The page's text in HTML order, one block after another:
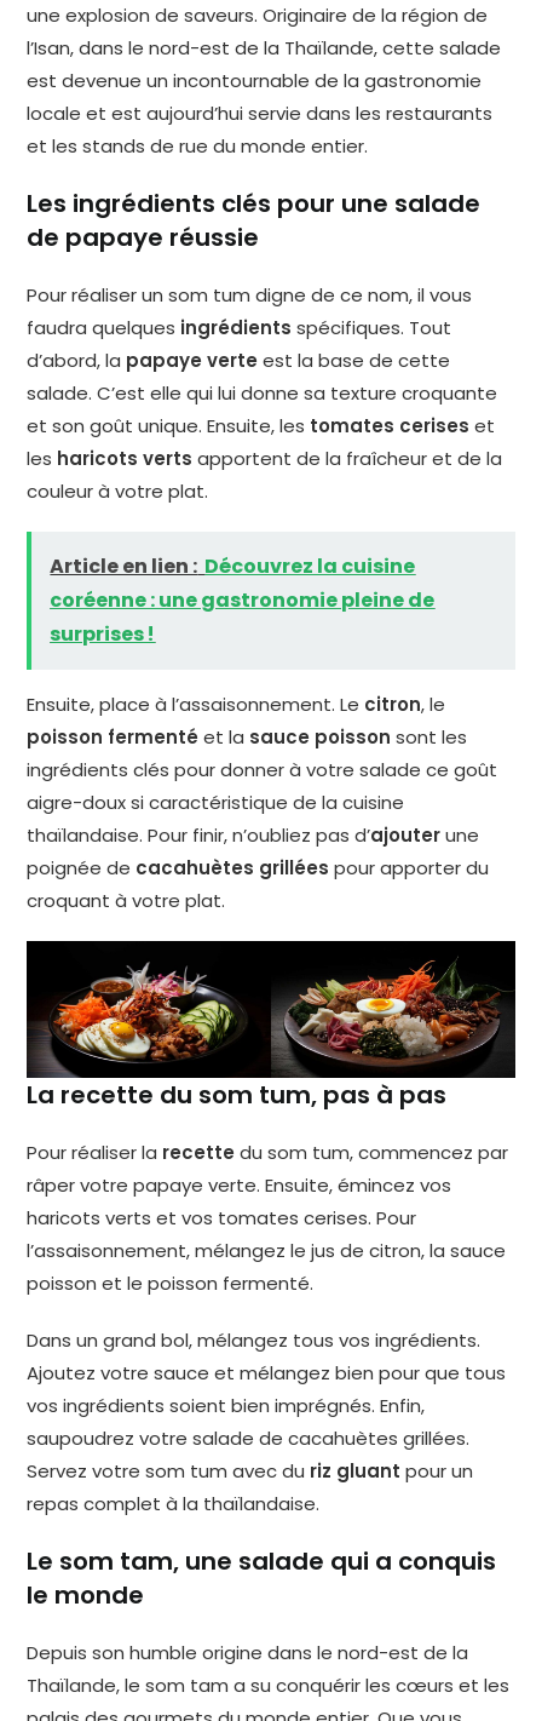
une explosion de saveurs. Originaire de la région de
l’Isan, dans le nord-est de la Thaïlande, cette salade
est devenue un incontournable de la gastronomie
locale et est aujourd’hui servie dans les restaurants
et les stands de rue du monde entier.
Les ingrédients clés pour une salade
de papaye réussie
Pour réaliser un som tum digne de ce nom, il vous
faudra quelques ingrédients spécifiques. Tout
d’abord, la papaye verte est la base de cette
salade. C’est elle qui lui donne sa texture croquante
et son goût unique. Ensuite, les tomates cerises et
les haricots verts apportent de la fraîcheur et de la
couleur à votre plat.
Article en lien : Découvrez la cuisine
coréenne : une gastronomie pleine de
surprises !
Ensuite, place à l’assaisonnement. Le citron, le
poisson fermenté et la sauce poisson sont les
ingrédients clés pour donner à votre salade ce goût
aigre-doux si caractéristique de la cuisine
thaïlandaise. Pour finir, n’oubliez pas d’ajouterune
poignée de cacahuètes grillées pour apporter du
croquant à votre plat.
La recette du som tum, pas à pas
Pour réaliser la recette du som tum, commencez par
râper votre papaye verte. Ensuite, émincez vos
haricots verts et vos tomates cerises. Pour
l’assaisonnement, mélangez le jus de citron, la sauce
poisson et le poisson fermenté.
Dans un grand bol, mélangez tous vos ingrédients.
Ajoutez votre sauce et mélangez bien pour que tous
vos ingrédients soient bien imprégnés. Enfin,
saupoudrez votre salade de cacahuètes grillées.
Servez votre som tum avec du riz gluant pour un
repas complet à la thaïlandaise.
Le som tam, une salade qui a conquis
le monde
Depuis son humble origine dans le nord-est de la
Thaïlande, le som tam a su conquérir les cœurs et les